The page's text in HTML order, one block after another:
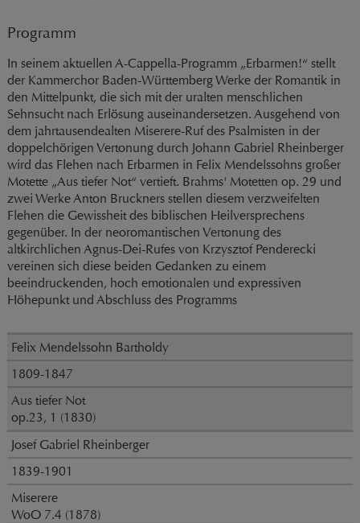
Programm
In seinem aktuellen A-Cappella-Programm „Erbarmen!“ stellt
der Kammerchor Baden-Württemberg Werke der Romantik in
den Mittelpunkt, die sich mit der uralten menschlichen
Sehnsucht nach Erlösung auseinandersetzen. Ausgehend von
dem jahrtausendealten Miserere-Ruf des Psalmisten in der
doppelchörigen Vertonung durch Johann Gabriel Rheinberger
wird das Flehen nach Erbarmen in Felix Mendelssohns großer
Motette „Aus tiefer Not“ vertieft. Brahms' Motetten op. 29 und
zwei Werke Anton Bruckners stellen diesem verzweifelten
Flehen die Gewissheit des biblischen Heilversprechens
gegenüber. In der neoromantischen Vertonung des
altkirchlichen Agnus-Dei-Rufes von Krzysztof Penderecki
vereinen sich diese beiden Gedanken zu einem
beeindruckenden, hoch emotionalen und expressiven
Höhepunkt und Abschluss des Programms
Felix Mendelssohn Bartholdy
1809-1847
Aus tiefer Not
op.23, 1 (1830)
Josef Gabriel Rheinberger
1839-1901
Miserere
WoO 7.4 (1878)